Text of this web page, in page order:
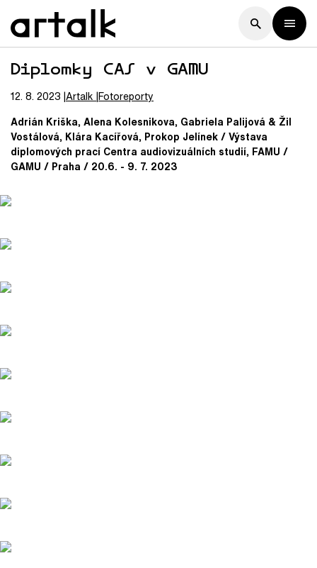
Diplomky CAS v GAMU
12. 8. 2023 Artalk Fotoreporty
Adrián Kriška, Alena Kolesnikova, Gabriela Palijová & Žil
Vostálová, Klára Kacířová, Prokop Jelínek / Výstava
diplomových prací Centra audiovizuálních studií, FAMU /
GAMU / Praha / 20.6. - 9. 7. 2023